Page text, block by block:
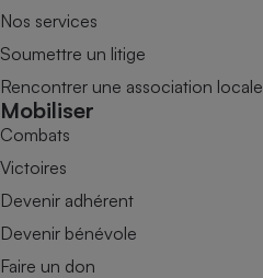
Nos services
Soumettre un litige
Rencontrer une association locale
Mobiliser
Combats
Victoires
Devenir adhérent
Devenir bénévole
Faire un don